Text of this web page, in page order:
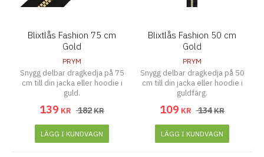
Blixtlås Fashion 75 cm
Gold
PRYM
Snygg delbar dragkedja på 75
cm till din jacka eller hoodie i
guld.
139 KR 182KR
LÄGG I KUNDVAGN
Blixtlås Fashion 50 cm
Gold
PRYM
Snygg delbar dragkedja på 50
cm till din jacka eller hoodie i
guldfärg.
109 KR 134KR
LÄGG I KUNDVAGN